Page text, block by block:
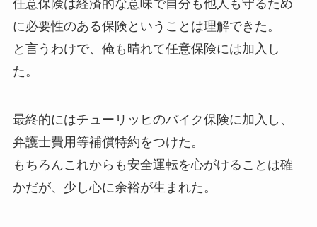
任意保険は経済的な意味で自分も他人も守るため
に必要性のある保険ということは理解できた。
と言うわけで、俺も晴れて任意保険には加入し
た。
最終的にはチューリッヒのバイク保険に加入し、
弁護士費用等補償特約をつけた。
もちろんこれからも安全運転を心がけることは確
かだが、少し心に余裕が生まれた。